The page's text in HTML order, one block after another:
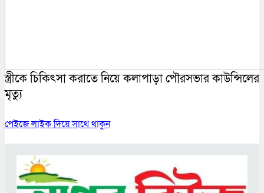
স্ত্রীকে চিকিৎসা করাতে নিয়ে কলাপাড়া পৌরসভার কাউন্সিলের
মৃত্যু
পেইজে লাইক দিয়ে সাথে থাকুন